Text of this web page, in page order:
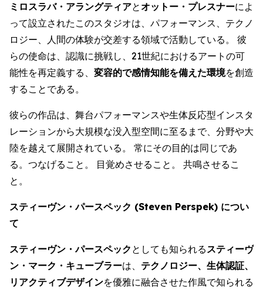
ミロスラバ・アラングティアとオットー・プレスナーによ
って設立されたこのスタジオは、パフォーマンス、テクノ
ロジー、人間の体験が交差する領域で活動している。 彼
らの使命は、認識に挑戦し、21世紀におけるアートの可
能性を再定義する、 変容的で感情知能を備えた環境を創造
することである。
彼らの作品は、舞台パフォーマンスや生体反応型インスタ
レーションから大規模な没入型空間に至るまで、分野や大
陸を越えて展開されている。 常にその目的は同じであ
る。つなげること。 目覚めさせること。 共鳴させるこ
と。
スティーヴン・パースペック (Steven Perspek) につい
て
スティーヴン・パースペック としても知られるスティーヴ
ン・マーク・キューブラーは、 テクノロジー、生体認証、
リアクティブデザインを優雅に融合させた作風で知られる